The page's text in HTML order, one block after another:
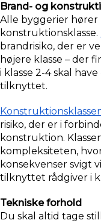
Brand- og
Alle byggerier
konstruktionsklasse.
brandrisiko, der er
højere klasse – der
i klasse 2-4 skal
tilknyttet.
risiko, der er i
konstruktion.
kompleksiteten,
konsekvenser svigt
tilknyttet rådgiver i
Tekniske forhold
Du skal altid tage